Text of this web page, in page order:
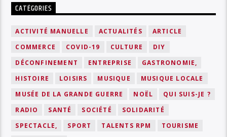
CATÉGORIES
ACTIVITÉ MANUELLE ACTUALITÉS
ARTICLE
COMMERCE
COVID-19 CULTURE
DIY
DÉCONFINEMENT
ENTREPRISE
GASTRONOMIE,
HISTOIRE
LOISIRS MUSIQUE
MUSIQUE LOCALE
MUSÉE DE LA GRANDE GUERRE
NOËL
QUI SUIS-JE ?
RADIO
SANTÉ SOCIÉTÉ
SOLIDARITÉ
SPECTACLE,
SPORT TALENTS RPM
TOURISME